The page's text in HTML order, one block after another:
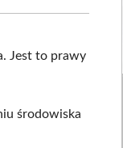
Jest to prawy
środowiska